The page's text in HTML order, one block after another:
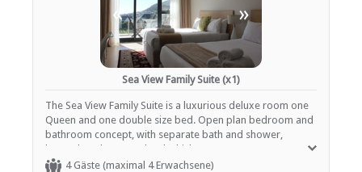
« »
Sea View Family Suite (x1)
The Sea View Family Suite is a luxurious deluxe room one
Queen and one double size bed. Open plan bedroom and
bathroom concept, with separate bath and shower,
located on the upper level which opens out onto a terrace
with panoramic views.
4 Gäste (maximal 4 Erwachsene)